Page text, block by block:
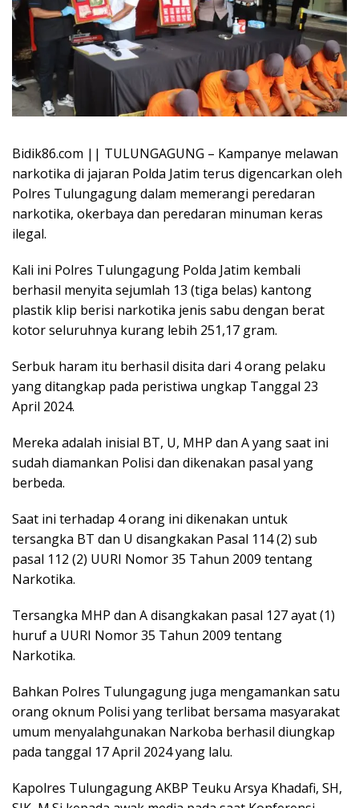
Bidik86.com || TULUNGAGUNG – Kampanye melawan
narkotika di jajaran Polda Jatim terus digencarkan oleh
Polres Tulungagung dalam memerangi peredaran
narkotika, okerbaya dan peredaran minuman keras
ilegal.
Kali ini Polres Tulungagung Polda Jatim kembali
berhasil menyita sejumlah 13 (tiga belas) kantong
plastik klip berisi narkotika jenis sabu dengan berat
kotor seluruhnya kurang lebih 251,17 gram.
Serbuk haram itu berhasil disita dari 4 orang pelaku
yang ditangkap pada peristiwa ungkap Tanggal 23
April 2024.
Mereka adalah inisial BT, U, MHP dan A yang saat ini
sudah diamankan Polisi dan dikenakan pasal yang
berbeda.
Saat ini terhadap 4 orang ini dikenakan untuk
tersangka BT dan U disangkakan Pasal 114 (2) sub
pasal 112 (2) UURI Nomor 35 Tahun 2009 tentang
Narkotika.
Tersangka MHP dan A disangkakan pasal 127 ayat (1)
huruf a UURI Nomor 35 Tahun 2009 tentang
Narkotika.
Bahkan Polres Tulungagung juga mengamankan satu
orang oknum Polisi yang terlibat bersama masyarakat
umum menyalahgunakan Narkoba berhasil diungkap
pada tanggal 17 April 2024 yang lalu.
Kapolres Tulungagung AKBP Teuku Arsya Khadafi, SH,